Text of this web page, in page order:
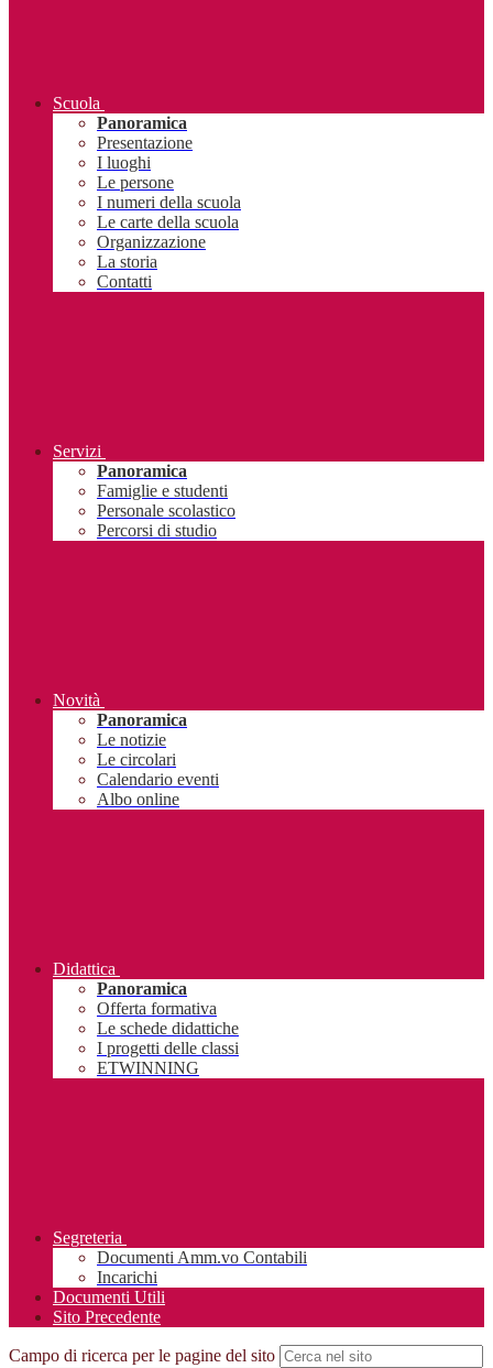
Scuola
Panoramica
Presentazione
I luoghi
Le persone
I numeri della scuola
Le carte della scuola
Organizzazione
La storia
Contatti
Servizi
Panoramica
Famiglie e studenti
Personale scolastico
Percorsi di studio
Novità
Panoramica
Le notizie
Le circolari
Calendario eventi
Albo online
Didattica
Panoramica
Offerta formativa
Le schede didattiche
I progetti delle classi
ETWINNING
Segreteria
Documenti Amm.vo Contabili
Incarichi
Documenti Utili
Sito Precedente
Campo di ricerca per le pagine del sito